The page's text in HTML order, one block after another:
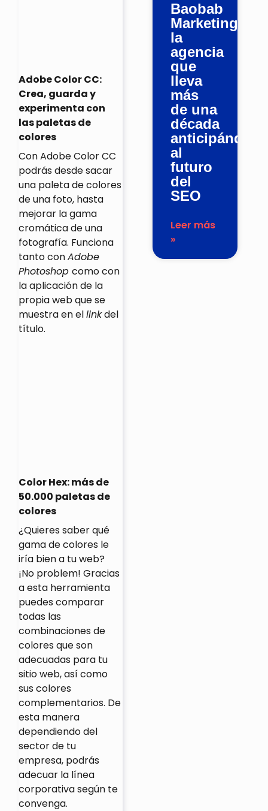
Adobe Color CC:
Crea, guarda y
experimenta con
las paletas de
colores
Con Adobe Color CC
podrás desde sacar
una paleta de colores
de una foto, hasta
mejorar la gama
cromática de una
fotografía. Funciona
tanto conAdobe
Photoshopcomo con
la aplicación de la
propia web que se
muestra en ellinkdel
título.
Color Hex: más de
50.000 paletas de
colores
¿Quieres saber qué
gama de colores le
iría bien a tu web?
¡No problem! Gracias
a esta herramienta
puedes comparar
todas las
combinaciones de
colores que son
adecuadas para tu
sitio web, así como
sus colores
complementarios. De
esta manera
dependiendo del
sector de tu
empresa, podrás
adecuar la línea
corporativa según te
convenga.
Baobab
Marketing,
la
agencia
que
lleva
más
de una
década
anticipándose
al
futuro
del
SEO
Leer más
»